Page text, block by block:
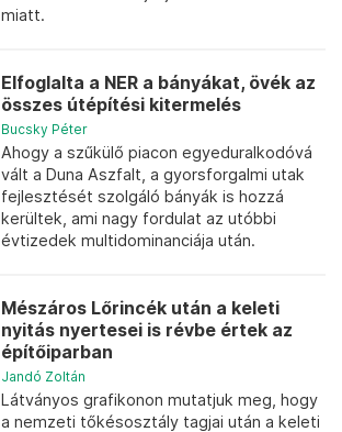
miatt.
Elfoglalta a NER a bányákat, övék az
összes útépítési kitermelés
Bucsky Péter
Ahogy a szűkülő piacon egyeduralkodóvá
vált a Duna Aszfalt, a gyorsforgalmi utak
fejlesztését szolgáló bányák is hozzá
kerültek, ami nagy fordulat az utóbbi
évtizedek multidominanciája után.
Mészáros Lőrincék után a keleti
nyitás nyertesei is révbe értek az
építőiparban
Jandó Zoltán
Látványos grafikonon mutatjuk meg, hogy
a nemzeti tőkésosztály tagjai után a keleti